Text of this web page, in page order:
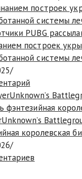
PUBG
построек
системы
/
королевская
/